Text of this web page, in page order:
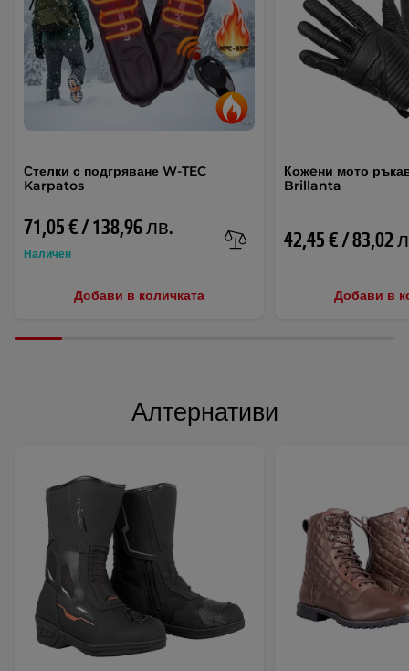
Стелки с подгряване W-TEC
Karpatos
71,05 € / 138,96 лв.
Наличен
Добави в количката
Кожeни мото
Brillanta
42,45 € / 83,02
Добави в
Алтернативи